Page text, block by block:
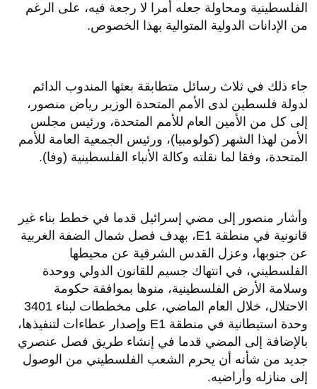
الفلسطينية ومحاولة جعله أمرا لا رجعة فيه، على الرغم
من الإدانات الدولية المتوالية بهذا الخصوص.
جاء ذلك في ثلاث رسائل متطابقة بعثها المندوب الدائم
لدولة فلسطين لدى الأمم المتحدة الوزير رياض منصور،
إلى كل من الأمين العام للأمم المتحدة، ورئيس مجلس
الأمن لهذا الشهر (كولومبيا)، ورئيس الجمعية العامة للأمم
المتحدة، وفقا لما نقلته وكالة الأنباء الفلسطينية (وفا).
وأشار منصور إلى مضي إسرائيل قدما في خطط بناء غير
قانونية في منطقة E1، بهدف فصل شمال الضفة الغربية
عن جنوبها، وعزل القدس الشرقية عن محيطها
الفلسطيني، في انتهاك جسيم للقانون الدولي ووحدة
وسلامة الأرض الفلسطينية، منوها بموافقة حكومة
الاحتلال، خلال العام الماضي، على مخططات لبناء 3401
وحدة استيطانية في منطقة E1 وإصدار عطاءات لتنفيذها،
بالإضافة إلى المضي قدما في إنشاء طريق فصل عنصري
جديد من شأنه أن يحرم الشعب الفلسطيني من الوصول
إلى منازله وأراضيه.